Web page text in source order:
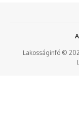
Lakosságinfó ©